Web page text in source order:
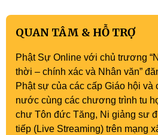
QUAN TÂM & HỖ TRỢ
Phật Sự Online với chủ trương
thời – chính xác và Nhân văn”
Phật sự của các cấp Giáo hội và
nước cùng các chương trình tu
chư Tôn đức Tăng, Ni giảng sư
tiếp (Live Streaming) trên mạng